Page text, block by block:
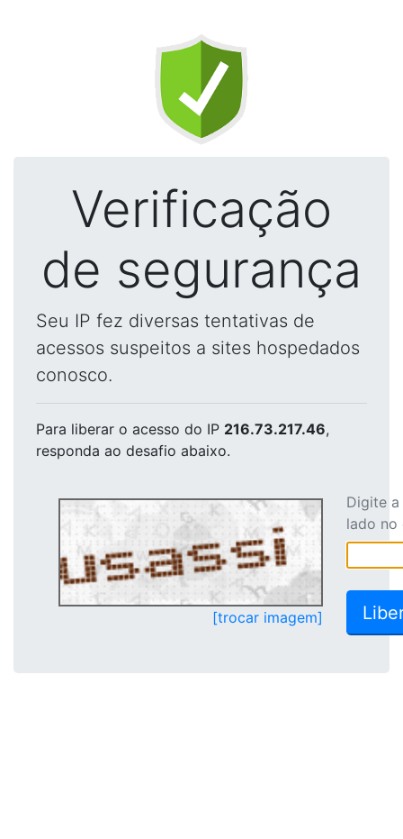
Verificação
de segurança
Seu IP fez diversas tentativas de
acessos suspeitos a sites hospedados
conosco.
Para liberar o acesso do IP 216.73.217.46,
responda ao desafio abaixo.
[trocar imagem]
Digite
lado no